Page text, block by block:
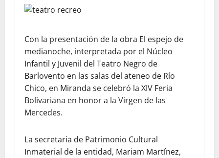
Con la presentación de la obra El espejo de
medianoche, interpretada por el Núcleo
Infantil y Juvenil del Teatro Negro de
Barlovento en las salas del ateneo de Río
Chico, en Miranda se celebró la XIV Feria
Bolivariana en honor a la Virgen de las
Mercedes.
La secretaria de Patrimonio Cultural
Inmaterial de la entidad, Mariam Martínez,